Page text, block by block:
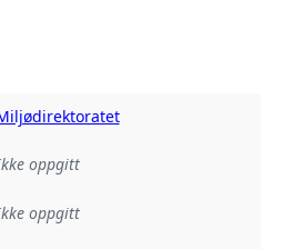
oppgitt
oppgitt